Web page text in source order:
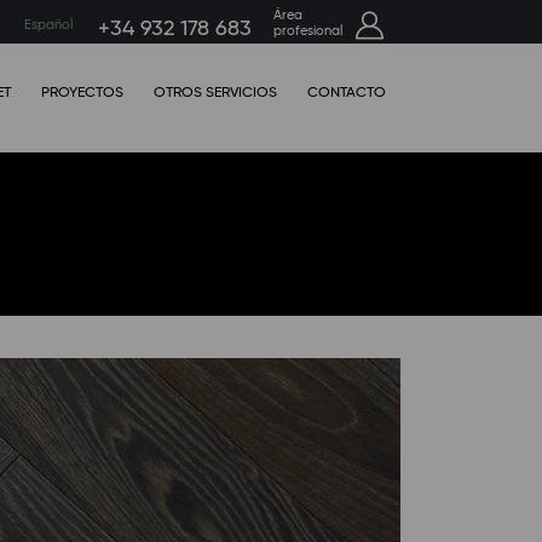
Español +34 932 178 683
Área
profesional
PROYECTOS OTROS SERVICIOS CONTACTO